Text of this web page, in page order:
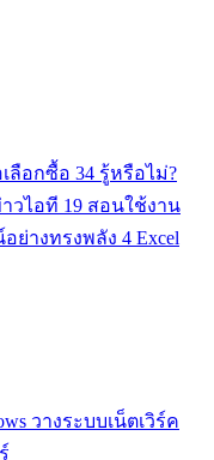
ลือกซื้อ 34 รู้หรือไม่?
วไอที 19 สอนใช้งาน
อย่างทรงพลัง 4 Excel
วางระบบเน็ตเวิร์ค